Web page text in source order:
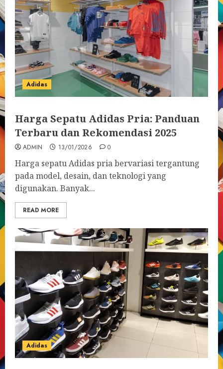
Adidas
Harga Sepatu Adidas Pria: Panduan
Terbaru dan Rekomendasi 2025
ADMIN 13/01/2026 0
Harga sepatu Adidas pria bervariasi tergantung
pada model, desain, dan teknologi yang
digunakan. Banyak...
READ MORE
Adidas